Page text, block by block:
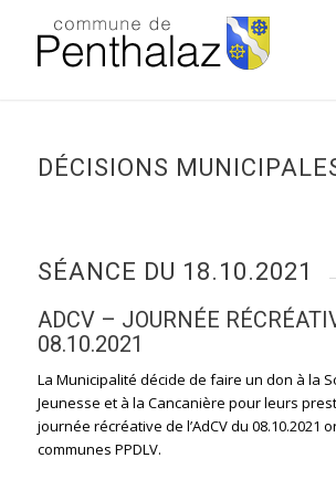
DÉCISIONS
SÉANCE DU 18.10.2021
ADCV – JOURNÉE
08.10.2021
La Municipalité décide de faire un don à la
Jeunesse et à la Cancanière pour leurs
journée récréative de l’AdCV du 08.10.2021
communes PPDLV.